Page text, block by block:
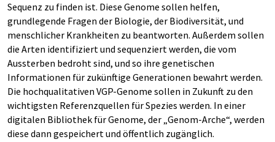
Sequenz zu finden ist. Diese Genome sollen helfen,
grundlegende Fragen der Biologie, der Biodiversität, und
menschlicher Krankheiten zu beantworten. Außerdem sollen
die Arten identifiziert und sequenziert werden, die vom
Aussterben bedroht sind, und so ihre genetischen
Informationen für zukünftige Generationen bewahrt werden.
Die hochqualitativen VGP-Genome sollen in Zukunft zu den
wichtigsten Referenzquellen für Spezies werden. In einer
digitalen Bibliothek für Genome, der „Genom-Arche“, werden
diese dann gespeichert und öffentlich zugänglich.